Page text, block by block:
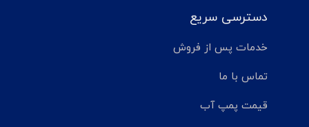
دسترسی سریع
خدمات پس از فروش
تماس با ما
قیمت پمپ آب